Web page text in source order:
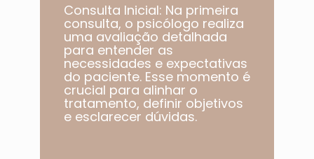
Consulta Inicial: Na primeira
consulta, o psicólogo realiza
uma avaliação detalhada
para entender as
necessidades e expectativas
do paciente. Esse momento é
crucial para alinhar o
tratamento, definir objetivos
e esclarecer dúvidas.